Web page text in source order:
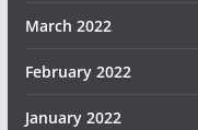
March 2022
February 2022
January 2022